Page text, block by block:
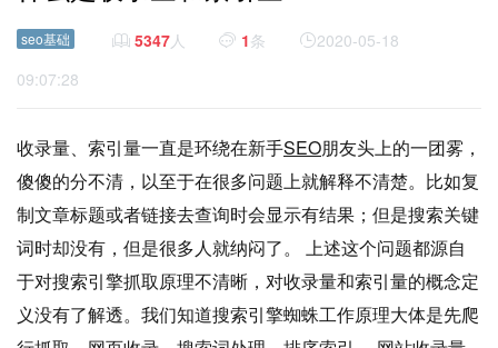
seo基础 5347人 1条
2020-05-18
09:07:28
收录量、索引量一直是环绕在新手SEO朋友头上的一团雾，
傻傻的分不清，以至于在很多问题上就解释不清楚。比如复
制文章标题或者链接去查询时会显示有结果；但是搜索关键
词时却没有，但是很多人就纳闷了。 上述这个问题都源自
于对搜索引擎抓取原理不清晰，对收录量和索引量的概念定
义没有了解透。我们知道搜索引擎蜘蛛工作原理大体是先爬